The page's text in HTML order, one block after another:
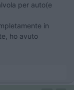
per auto(e
in
ho avuto